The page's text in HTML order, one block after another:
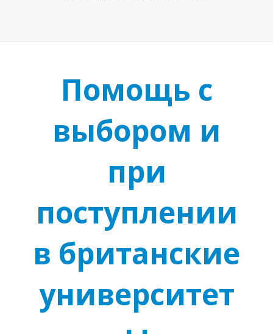
И
Помощь с
выбором и
при
поступлении
в британские
университет